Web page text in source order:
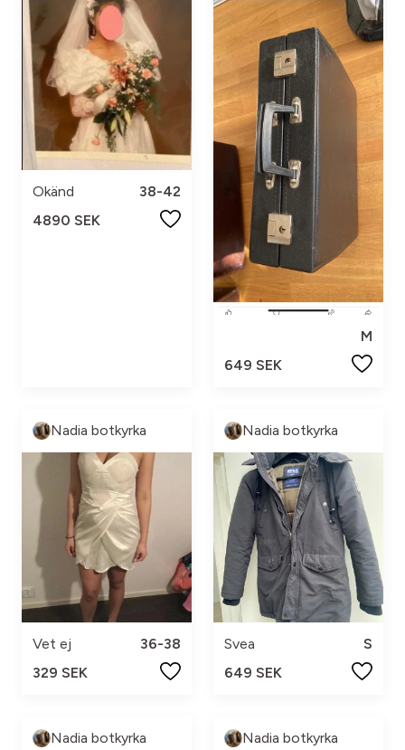
Okänd
38-42
4890 SEK
M
649 SEK
Nadia botkyrka
Vet ej
36-38
329 SEK
Nadia botkyrka
Svea
S
649 SEK
Nadia botkyrka Nadia botkyrka